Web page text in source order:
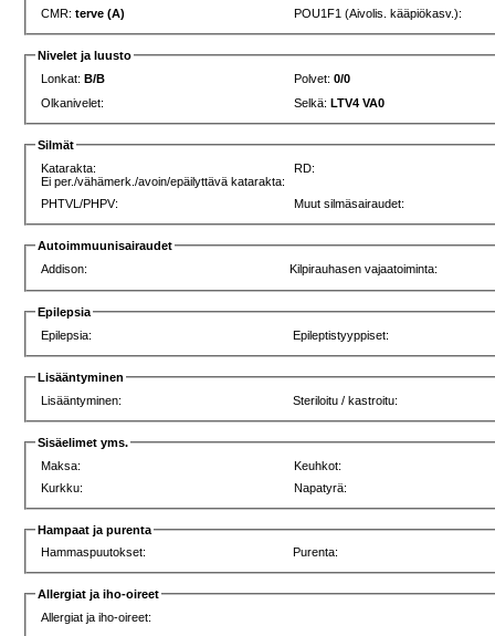
CMR:terve (A) POU1F1 (Aivolis. kääpiökasv.):
Nivelet ja luusto
Lonkat:B/B Polvet:0/0
Olkanivelet:
Selkä:LTV4 VA0
Silmät
Katarakta:
Ei per./vähämerk./avoin/epäilyttävä katarakta:
RD:
PHTVL/PHPV: Muut silmäsairaudet:
Autoimmuunisairaudet
Addison:
Kilpirauhasen vajaatoiminta:
Epilepsia
Epilepsia:
Epileptistyyppiset:
Lisääntyminen
Lisääntyminen:
Steriloitu / kastroitu:
Sisäelimet yms.
Maksa:
Keuhkot:
Kurkku:
Napatyrä:
Hampaat ja purenta
Hammaspuutokset:
Purenta:
Allergiat ja iho-oireet
Allergiat ja iho-oireet: